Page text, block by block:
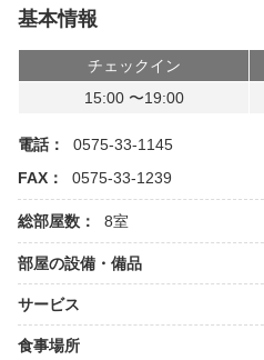
基本情報
チェックイン
15:00 〜19:00
電話：
0575-33-1145
FAX：
0575-33-1239
総部屋数： 8室
部屋の設備・備品
サービス
食事場所